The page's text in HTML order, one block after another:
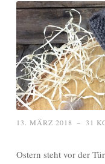
13. MÄRZ 2018 ~ 31
Ostern steht vor der